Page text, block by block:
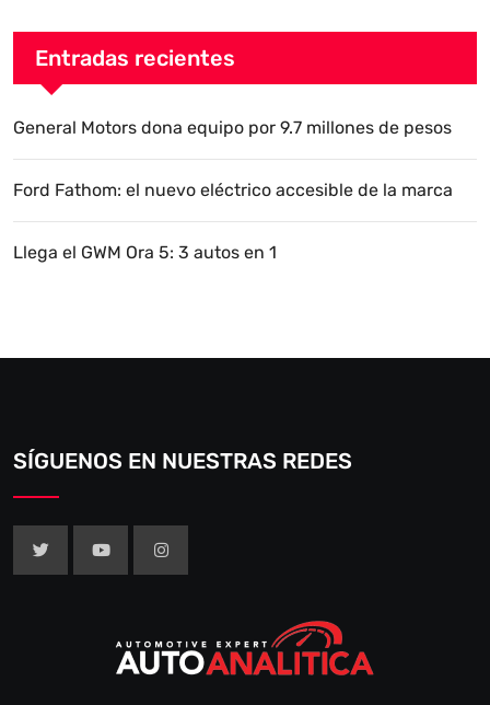
Entradas recientes
General Motors dona equipo por 9.7 millones de pesos
Ford Fathom: el nuevo eléctrico accesible de la marca
Llega el GWM Ora 5: 3 autos en 1
SÍGUENOS EN NUESTRAS REDES